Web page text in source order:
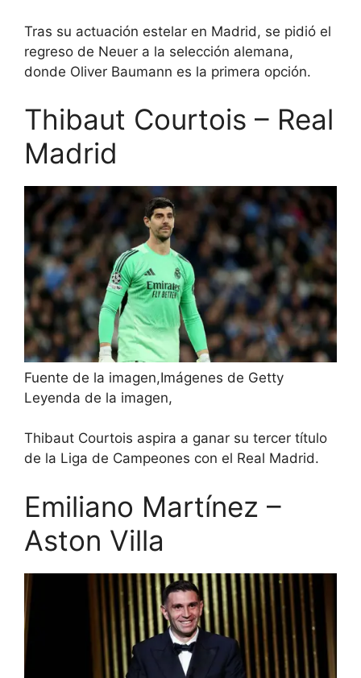
Tras su actuación estelar en Madrid, se pidió el
regreso de Neuer a la selección alemana,
donde Oliver Baumann es la primera opción.
Thibaut Courtois – Real
Madrid
Fuente de la imagen,Imágenes de Getty
Leyenda de la imagen,
Thibaut Courtois aspira a ganar su tercer título
de la Liga de Campeones con el Real Madrid.
Emiliano Martínez –
Aston Villa